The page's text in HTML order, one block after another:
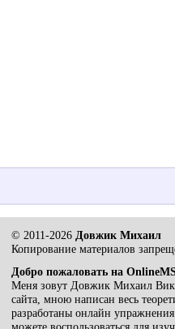
© 2011-2026Довжик Михаил
Копирование материалов
Добро пожаловать на
Меня зовут Довжик Михаил
сайта, мною написан весь
разработаны онлайн